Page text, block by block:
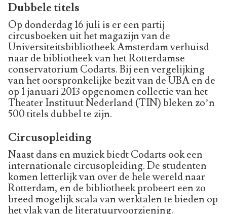
Dubbele titels
Op donderdag 16 juli is er een partij
circusboeken uit het magazijn van de
Universiteitsbibliotheek Amsterdam verhuisd
naar de bibliotheek van het Rotterdamse
conservatorium Codarts. Bij een vergelijking
van het oorspronkelijke bezit van de UBA en de
op 1 januari 2013 opgenomen collectie van het
Theater Instituut Nederland (TIN) bleken zo’n
500 titels dubbel te zijn.
Circusopleiding
Naast dans en muziek biedt Codarts ook een
internationale circusopleiding. De studenten
komen letterlijk van over de hele wereld naar
Rotterdam, en de bibliotheek probeert een zo
breed mogelijk scala van werktalen te bieden op
het vlak van de literatuurvoorziening.